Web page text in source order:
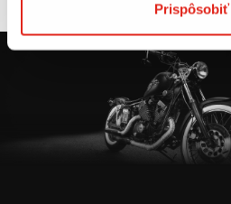
Prispôsobiť